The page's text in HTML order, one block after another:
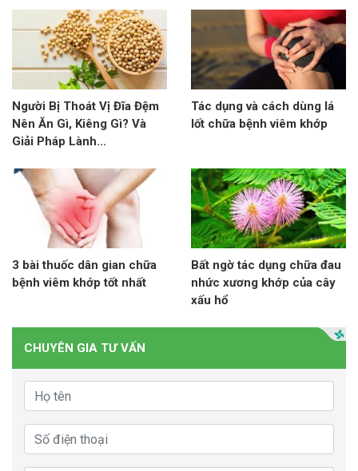
Người Bị Thoát Vị Đĩa Đệm
Nên Ăn Gì, Kiêng Gì? Và
Giải Pháp Lành...
Tác dụng và cách dùng lá
lốt chữa bệnh viêm khớp
3 bài thuốc dân gian chữa
bệnh viêm khớp tốt nhất
Bất ngờ tác dụng chữa đau
nhức xương khớp của cây
xấu hổ
CHUYÊN GIA TƯ VẤN